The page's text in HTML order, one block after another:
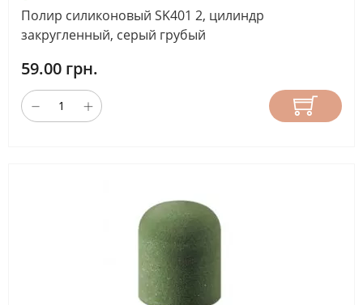
Полир силиконовый SK401 2, цилиндр
закругленный, серый грубый
59.00 грн.